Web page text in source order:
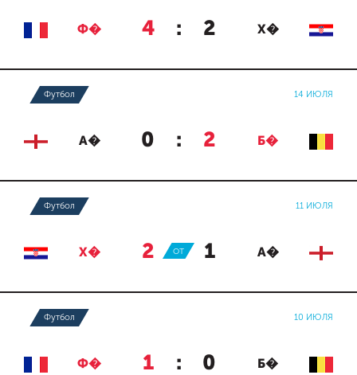
Ф� 4 : 2 Х�
Футбол 14 ИЮЛЯ
А� 0 : 2 Б�
Футбол 11 ИЮЛЯ
Х� 2 : 1 А�
ОТ
Футбол 10 ИЮЛЯ
Ф� 1 : 0 Б�